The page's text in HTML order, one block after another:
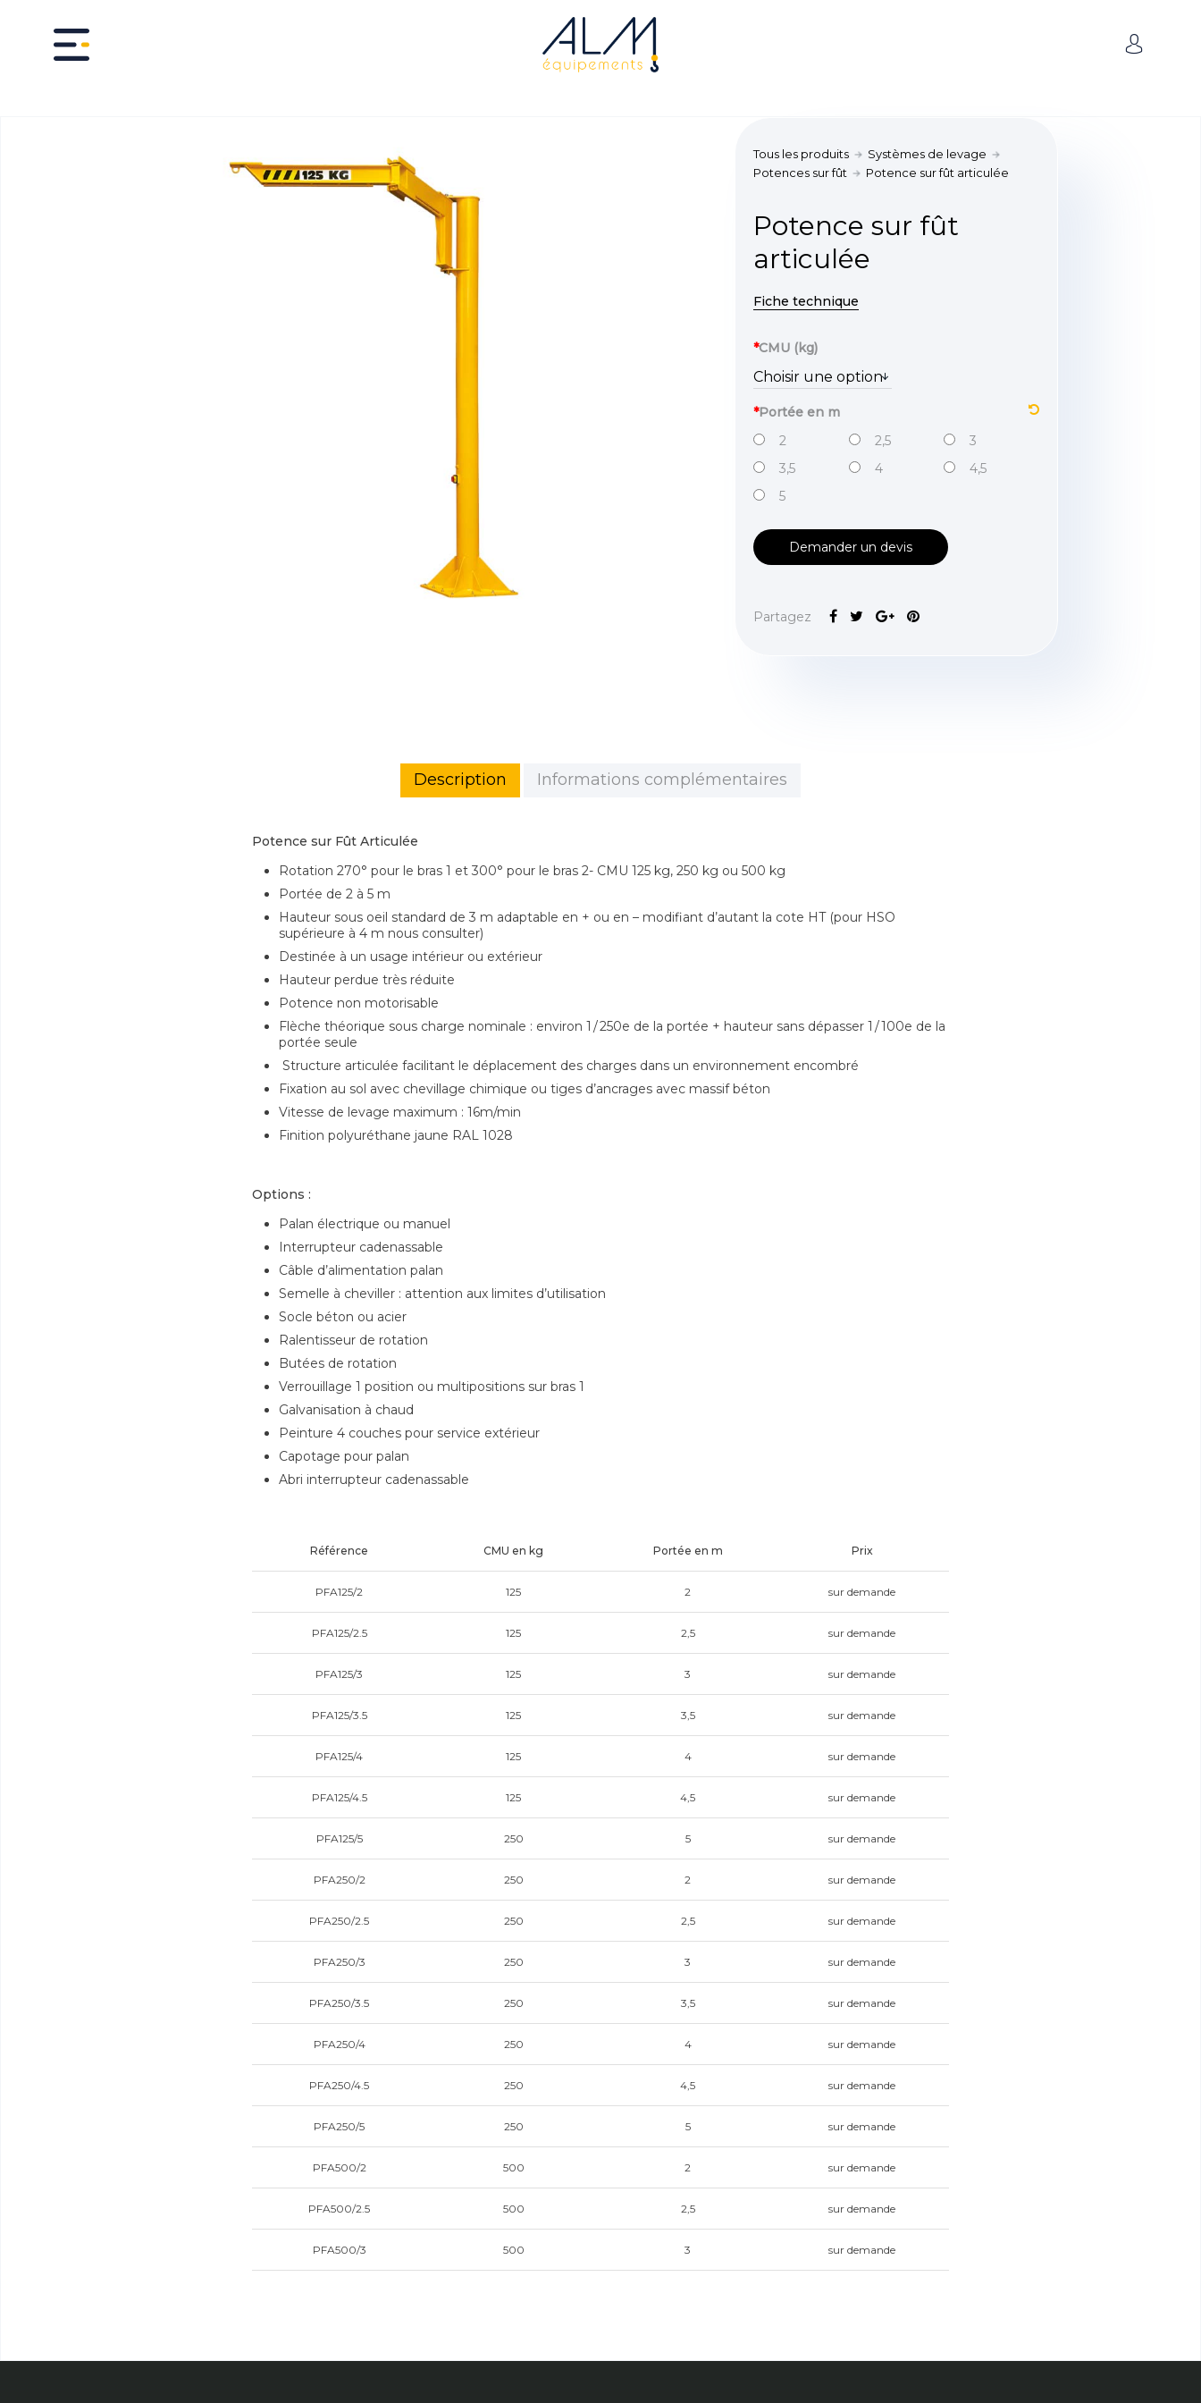
Tous les produits
Systèmes de levage
Potences sur fût
Potence sur fût articulée
Potence sur fût
articulée
Fiche technique
*CMU (kg)
*Portée en m
2
2,5
3
3,5
4
4,5
5
Demander un devis
Partagez
Description Informations complémentaires
Potence sur Fût Articulée
Rotation 270° pour le bras 1 et 300° pour le bras 2- CMU 125 kg, 250 kg ou 500 kg
Portée de 2 à 5 m
Hauteur sous oeil standard de 3 m adaptable en + ou en – modifiant d’autant la cote HT (pour HSO
supérieure à 4 m nous consulter)
Destinée à un usage intérieur ou extérieur
Hauteur perdue très réduite
Potence non motorisable
Flèche théorique sous charge nominale : environ 1 / 250e de la portée + hauteur sans dépasser 1 / 100e de la
portée seule
Structure articulée facilitant le déplacement des charges dans un environnement encombré
Fixation au sol avec chevillage chimique ou tiges d’ancrages avec massif béton
Vitesse de levage maximum : 16m/min
Finition polyuréthane jaune RAL 1028
Options :
Palan électrique ou manuel
Interrupteur cadenassable
Câble d’alimentation palan
Semelle à cheviller : attention aux limites d’utilisation
Socle béton ou acier
Ralentisseur de rotation
Butées de rotation
Verrouillage 1 position ou multipositions sur bras 1
Galvanisation à chaud
Peinture 4 couches pour service extérieur
Capotage pour palan
Abri interrupteur cadenassable
Référence CMU en kg Portée en m Prix
PFA125/2 125 2 sur demande
PFA125/2.5 125 2,5 sur demande
PFA125/3 125 3 sur demande
PFA125/3.5 125 3,5 sur demande
PFA125/4 125 4 sur demande
PFA125/4.5 125 4,5 sur demande
PFA125/5 250 5 sur demande
PFA250/2 250 2 sur demande
PFA250/2.5 250 2,5 sur demande
PFA250/3 250 3 sur demande
PFA250/3.5 250 3,5 sur demande
PFA250/4 250 4 sur demande
PFA250/4.5 250 4,5 sur demande
PFA250/5 250 5 sur demande
PFA500/2 500 2 sur demande
PFA500/2.5 500 2,5 sur demande
PFA500/3 500 3 sur demande